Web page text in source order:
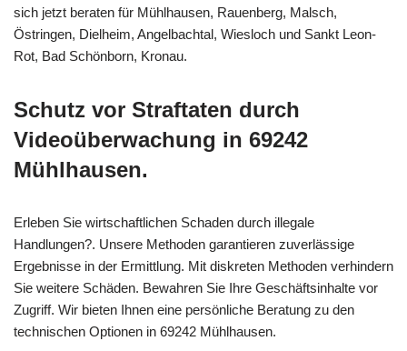
sich jetzt beraten für Mühlhausen, Rauenberg, Malsch,
Östringen, Dielheim, Angelbachtal, Wiesloch und Sankt Leon-
Rot, Bad Schönborn, Kronau.
Schutz vor Straftaten durch
Videoüberwachung in 69242
Mühlhausen.
Erleben Sie wirtschaftlichen Schaden durch illegale
Handlungen?. Unsere Methoden garantieren zuverlässige
Ergebnisse in der Ermittlung. Mit diskreten Methoden verhindern
Sie weitere Schäden. Bewahren Sie Ihre Geschäftsinhalte vor
Zugriff. Wir bieten Ihnen eine persönliche Beratung zu den
technischen Optionen in 69242 Mühlhausen.